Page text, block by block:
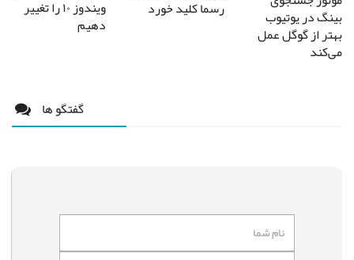
بینگ در یوتیوب
بهتر از گوگل عمل
می‌کند
رسما کلید خورد ویندوز ۱۰ را تغییر
دهیم
گفتگو ها